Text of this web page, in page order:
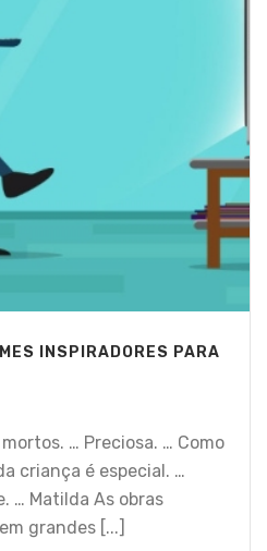
INSPIRADORES PARA
… Preciosa. … Como
criança é especial. …
… Matilda As obras
grandes [...]